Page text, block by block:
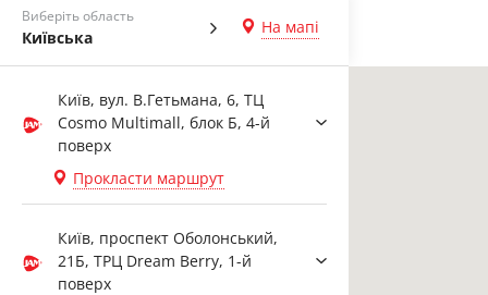
Виберіть область
Київська
На мапі
Київ, вул. В.Гетьмана, 6, ТЦ
Cosmo Multimall, блок Б, 4-й
поверх
Прокласти маршрут
Київ, проспект Оболонський,
21Б, ТРЦ Dream Berry, 1-й
поверх